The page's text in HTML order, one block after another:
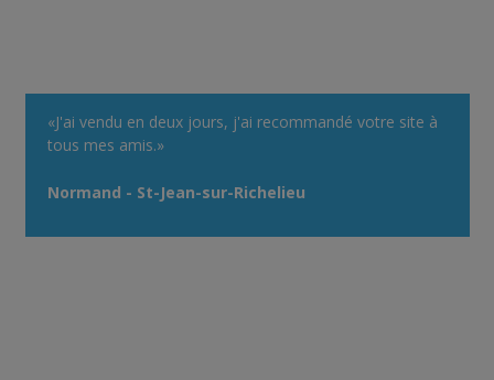
«J'ai vendu en deux jours, j'ai recommandé votre site à
tous mes amis.»
Normand - St-Jean-sur-Richelieu